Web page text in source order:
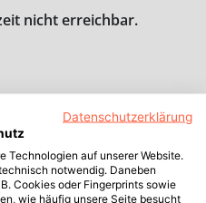
nicht erreichbar.
Datenschutzerklärung
Technologien auf unserer Website.
notwendig. Daneben
Cookies oder Fingerprints sowie
wie häufig unsere Seite besucht